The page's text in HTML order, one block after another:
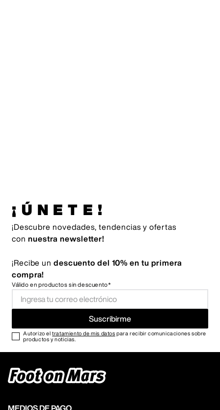
¡ÚNETE!
¡Descubre novedades, tendencias y ofertas
con nuestra newsletter!
¡Recibe un descuento del 10% en tu primera
compra!
Válido en productos sin descuento*
Suscribirme
Autorizo eltratamiento de mis datos para recibir comunicaciones sobre
productos y noticias.
MEDIOS DE PAGO